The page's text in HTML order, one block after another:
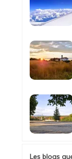
Les blogs